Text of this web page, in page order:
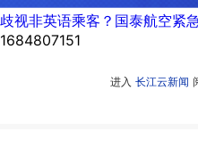
歧视非英语乘客？国泰航空紧
1684807151
进入 长江云新闻